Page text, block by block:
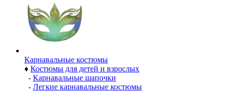
Карнавальные костюмы
♦ Костюмы для детей и взрослых
- Карнавальные шапочки
- Легкие карнавальные костюмы